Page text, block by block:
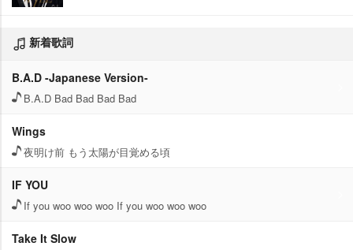
新着歌詞
B.A.D -Japanese Version-
B.A.D Bad Bad Bad Bad
Wings
夜明け前 もう太陽が目覚める頃
IF YOU
If you woo woo woo If you woo woo woo
Take It Slow